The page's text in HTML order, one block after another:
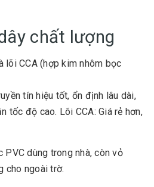
chất lượng
lõi CCA (hợp kim nhôm bọc
tín hiệu tốt, ổn định lâu dài,
tốc độ cao. Lõi CCA: Giá rẻ hơn,
PVC dùng trong nhà, còn vỏ
cho ngoài trờ.